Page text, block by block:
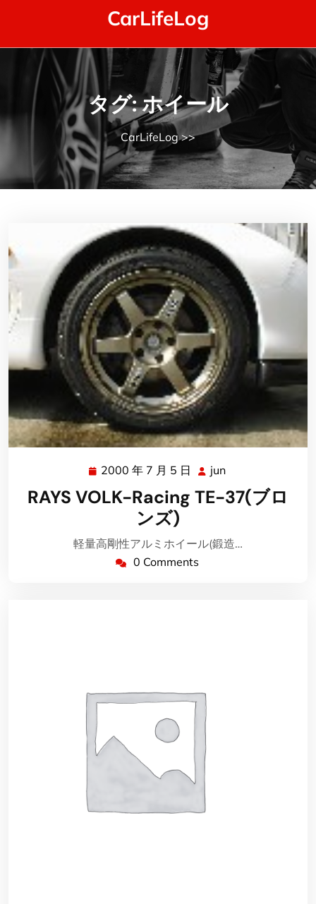
CarLifeLog
タグ:ホイール
CarLifeLog>>
2000 年 7 月 5 日 2000
年
7
jun
RAYS VOLK-Racing TE-37(ブロ
ンズ)
軽量高剛性アルミホイール(鍛造…
0 Comments